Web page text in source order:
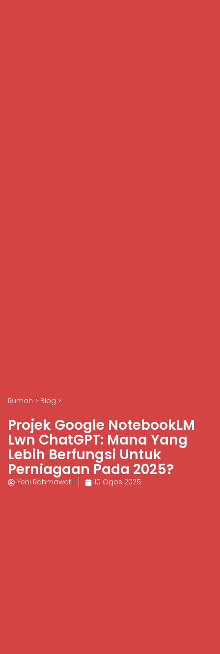
Rumah > Blog >
Projek Google NotebookLM
Lwn ChatGPT: Mana Yang
Lebih Berfungsi Untuk
Perniagaan Pada 2025?
Yeni Rahmawati 10 Ogos 2025